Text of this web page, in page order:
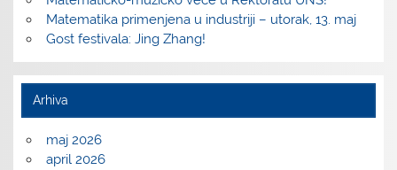
Matematika primenjena u industriji – utorak, 13. maj
Gost festivala: Jing Zhang!
Arhiva
maj 2026
april 2026